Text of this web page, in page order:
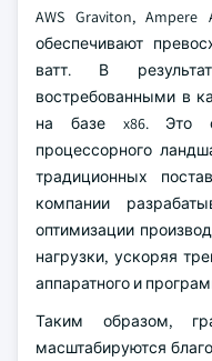
AWS Graviton,
обеспечивают
ватт. В
востребованными в
на базе x86. Это
процессорного
традиционных
компании
оптимизации
нагрузки, ускоряя
аппаратного и
Таким образом,
масштабируются